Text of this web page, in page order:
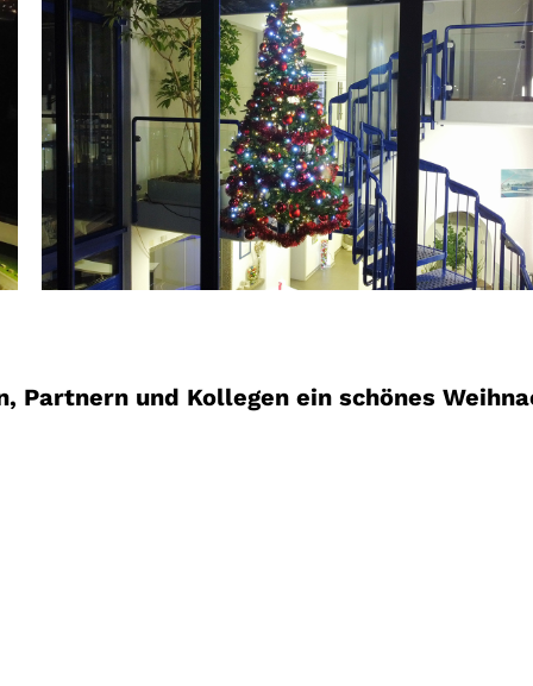
Partnern und Kollegen ein schönes